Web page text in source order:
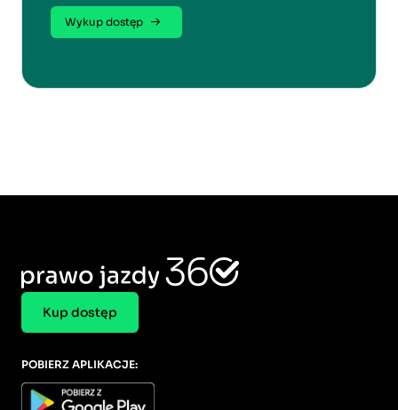
Wykup dostęp
Kup dostęp
POBIERZ APLIKACJE: